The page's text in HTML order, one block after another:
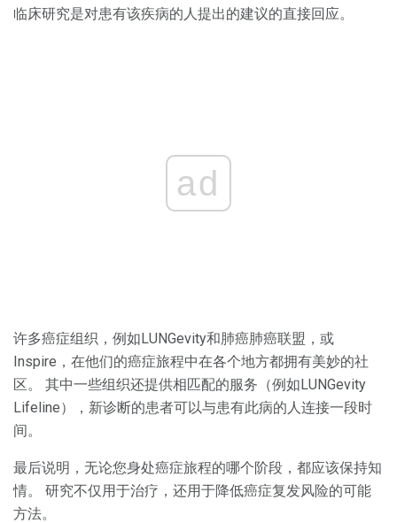
临床研究是对患有该疾病的人提出的建议的直接回应。
ad
许多癌症组织，例如LUNGevity和肺癌肺癌联盟，或
Inspire，在他们的癌症旅程中在各个地方都拥有美妙的社
区。 其中一些组织还提供相匹配的服务（例如LUNGevity
Lifeline），新诊断的患者可以与患有此病的人连接一段时
间。
最后说明，无论您身处癌症旅程的哪个阶段，都应该保持知
情。 研究不仅用于治疗，还用于降低癌症复发风险的可能
方法。